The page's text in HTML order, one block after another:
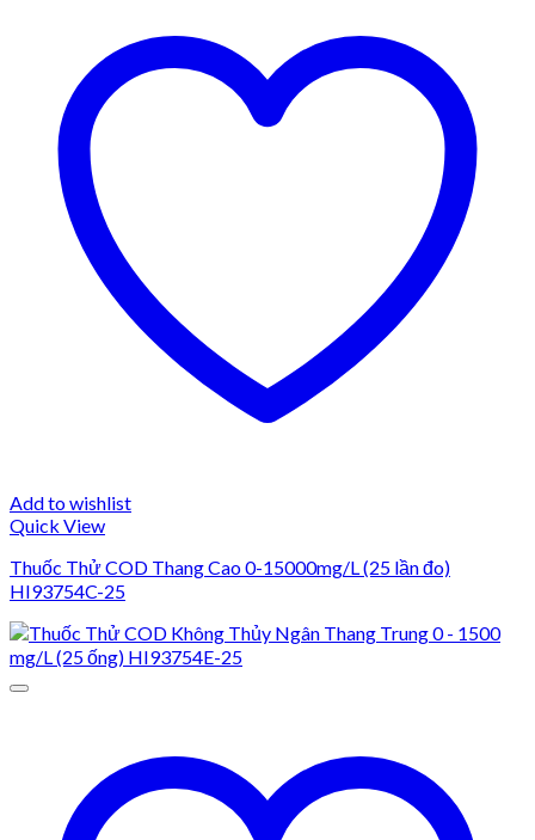
Add to wishlist
Quick View
Thuốc Thử COD Thang Cao 0-15000mg/L (25 lần đo)
HI93754C-25